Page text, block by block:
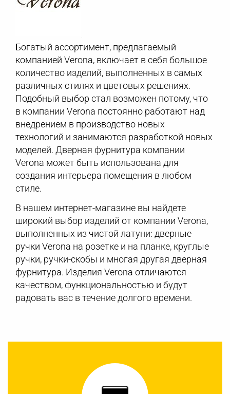
Богатый ассортимент, предлагаемый
компанией Verona, включает в себя большое
количество изделий, выполненных в самых
различных стилях и цветовых решениях.
Подобный выбор стал возможен потому, что
в компании Verona постоянно работают над
внедрением в производство новых
технологий и занимаются разработкой новых
моделей. Дверная фурнитура компании
Verona может быть использована для
создания интерьера помещения в любом
стиле.
В нашем интернет-магазине вы найдете
широкий выбор изделий от компании Verona,
выполненных из чистой латуни: дверные
ручки Verona на розетке и на планке, круглые
ручки, ручки-скобы и многая другая дверная
фурнитура. Изделия Verona отличаются
качеством, функциональностью и будут
радовать вас в течение долгого времени.